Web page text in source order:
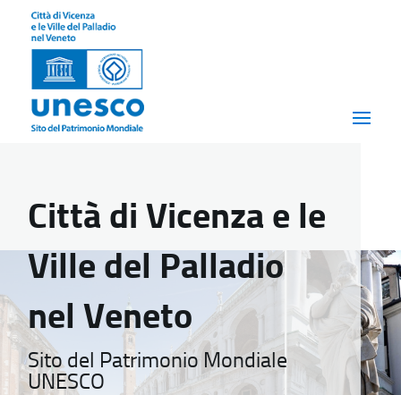
Città di Vicenza e le
Ville del Palladio
nel Veneto
Sito del Patrimonio Mondiale
UNESCO